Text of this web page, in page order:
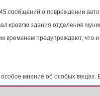
сообщений о повреждении
кровлю здания отделения
временем предупреждают, что
мнение об особых вещах.